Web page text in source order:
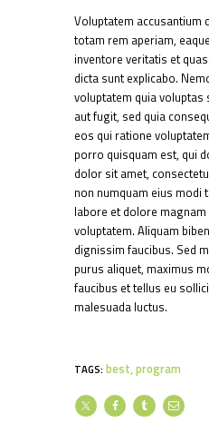
Voluptatem accusantium
totam rem aperiam,
inventore veritatis et
dicta sunt explicabo.
voluptatem quia
aut fugit, sed quia
eos qui ratione
porro quisquam est, qui
dolor sit amet,
non numquam eius modi
labore et dolore
voluptatem. Aliquam
dignissim faucibus. Sed
purus aliquet, maximus
faucibus et tellus eu
malesuada luctus.
TAGS: best,program